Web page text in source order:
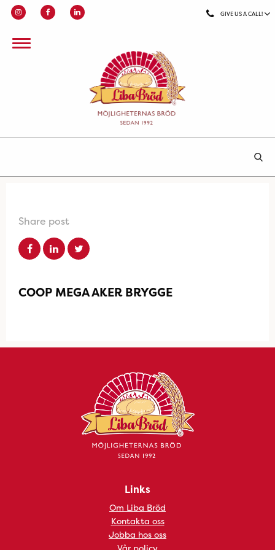
GIVE US A CALL!
Share post
COOP MEGA AKER BRYGGE
Links
Om Liba Bröd
Kontakta oss
Jobba hos oss